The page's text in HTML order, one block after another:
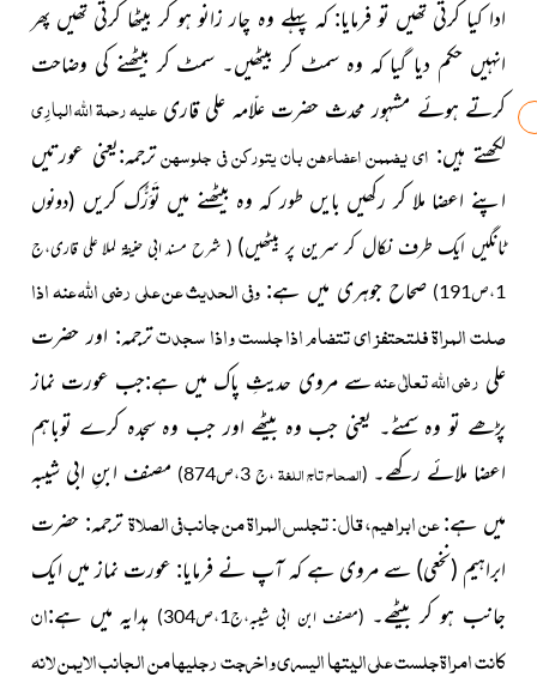
ادا کیا کرتی تھیں تو فرمایا: کہ پہلے وہ چار زانو ہو کر بیٹھا کرتی تھیں پھر
انہیں حکم دیا گیا کہ وہ سمٹ کر بیٹھیں۔ سمٹ کر بیٹھنے کی وضاحت
کرتے ہوئے مشہور محدث حضرت علّامہ علی قاریعلیہ رحمۃ اللہ البارِی
لکھتے ہیں:اي يضممن اعضاءهن بان يتوركن في جلوسهنترجمہ:یعنی عورتیں
اپنے اعضا ملا کر رکھیں بایں طور کہ وہ بیٹھنے میں تَوَرُّک کریں (دونوں
ٹانگیں ایک طرف نکال کر سرین پر بیٹھیں) ( شرح مسند ابی حنیفۃ لملا علی قاری،ج
1،ص191)
صحاح جوہری میں ہے:وفى الحديث عن عليرضي الله عنهاذا
صلت المراة فلتحتفز اي تتضام اذا جلست واذا سجدتترجمہ: اور حضرت
علی رضی اللہ تعالٰی عنہسے مروی حدیثِ پاک میں ہے:جب عورت نماز
پڑھے تو وہ سمٹے۔ یعنی جب وہ بیٹھے اور جب وہ سجدہ کرے توباہم
اعضا ملائے رکھے۔ (الصحاح تاج اللغۃ،ج 3،ص874)
مصنف ابنِ ابی شیبہ
میں ہے:عن ابراهيم، قال: تجلس المراة من جانب فيالصلاة ترجمہ: حضرت
ابراہیم (نخعی) سے مروی ہے کہ آپ نے فرمایا: عورت نماز میں ایک
جانب ہو کر بیٹھے۔ (مصنف ابن ابی شیبہ،ج1،ص304) ہدایہ میں ہے:ان
كانت امراة جلست على اليتها اليسرى واخرجت رجليها من الجانب الايمن لانه